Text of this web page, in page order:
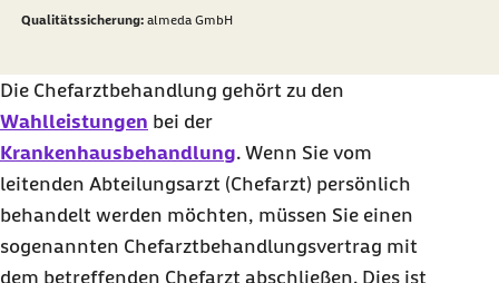
Qualitätssicherung: almeda GmbH
Die Chefarztbehandlung gehört zu den
Wahlleistungen bei der
Krankenhausbehandlung. Wenn Sie vom
leitenden Abteilungsarzt (Chefarzt) persönlich
behandelt werden möchten, müssen Sie einen
sogenannten Chefarztbehandlungsvertrag mit
dem betreffenden Chefarzt abschließen. Dies ist